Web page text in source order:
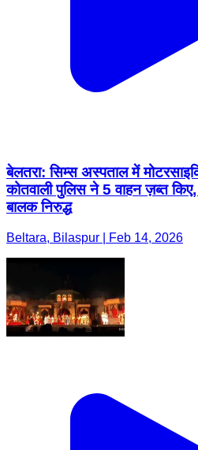
बेलतरा: सिम्स अस्पताल में
कोतवाली पुलिस ने 5 वाहन ज़ब्त
बालक निरुद्ध
Beltara, Bilaspur | Feb 14, 2026